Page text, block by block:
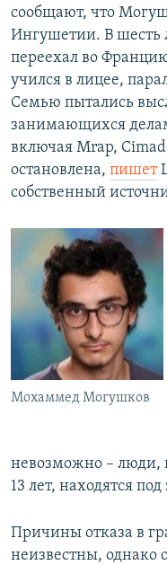
сообщают, что
Ингушетии. В шесть
переехал во
учился в лицее,
Семью пытались
занимающихся
включая Mrap,
остановлена, пишет
собственный
Мохаммед Могушков
невозможно – люди,
13 лет, находятся
Причины отказа в
неизвестны, однако